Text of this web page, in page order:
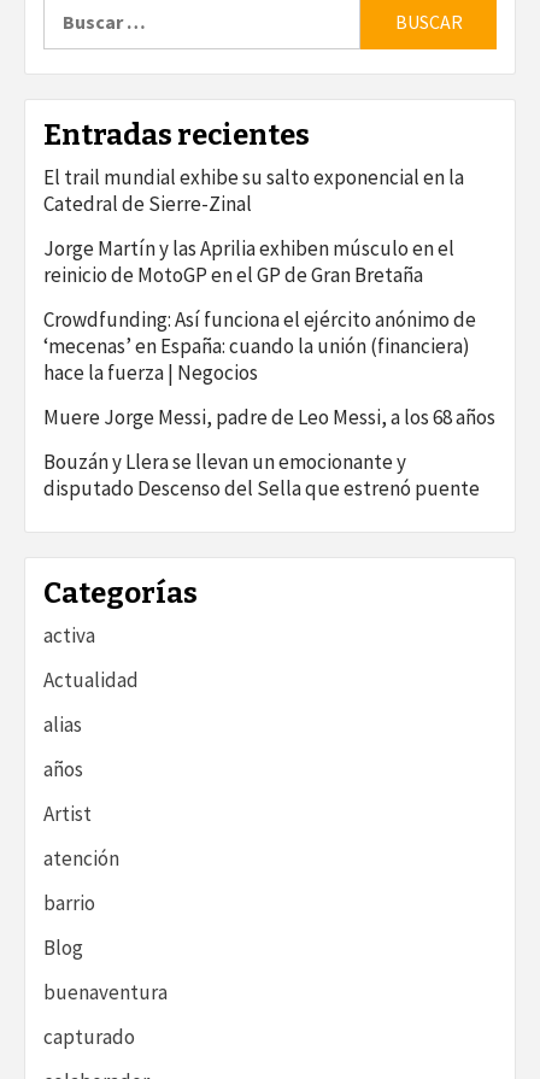
Entradas recientes
El trail mundial exhibe su salto exponencial en la
Catedral de Sierre-Zinal
Jorge Martín y las Aprilia exhiben músculo en el
reinicio de MotoGP en el GP de Gran Bretaña
Crowdfunding: Así funciona el ejército anónimo de
‘mecenas’ en España: cuando la unión (financiera)
hace la fuerza | Negocios
Muere Jorge Messi, padre de Leo Messi, a los 68 años
Bouzán y Llera se llevan un emocionante y
disputado Descenso del Sella que estrenó puente
Categorías
activa
Actualidad
alias
años
Artist
atención
barrio
Blog
buenaventura
capturado